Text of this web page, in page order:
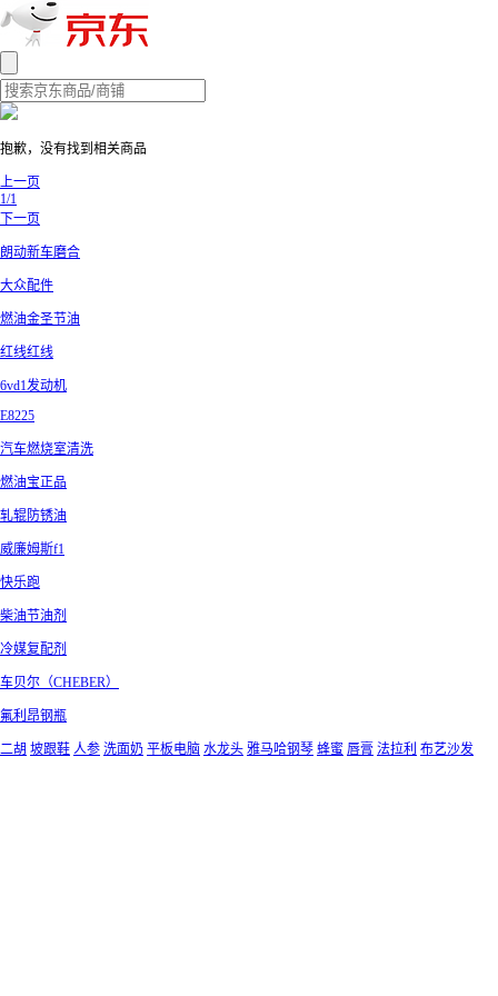
抱歉，没有找到相关商品
上一页
1/1
下一页
朗动新车磨合
大众配件
燃油金圣节油
红线红线
6vd1发动机
E8225
汽车燃烧室清洗
燃油宝正品
轧辊防锈油
威廉姆斯f1
快乐跑
柴油节油剂
冷媒复配剂
车贝尔（CHEBER）
氟利昂钢瓶
二胡 坡跟鞋 人参 洗面奶 平板电脑 水龙头 雅马哈钢琴 蜂蜜 唇膏 法拉利 布艺沙发